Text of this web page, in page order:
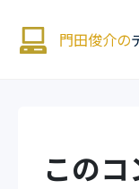
門田俊介の
この